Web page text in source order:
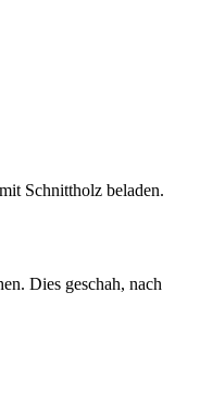
Schnittholz beladen.
Dies geschah, nach